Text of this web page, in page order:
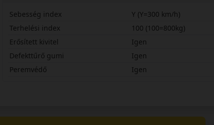
Sebesség index
Y (Y=300 km/h)
Terhelési index
100 (100=800kg)
Erősített kivitel
Igen
Defekttűrő gumi
Igen
Peremvédő
Igen